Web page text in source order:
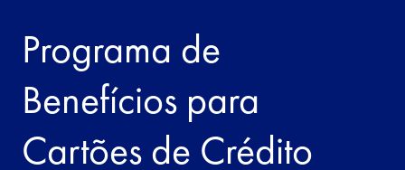
Programa de
Benefícios para
Cartões de Crédito